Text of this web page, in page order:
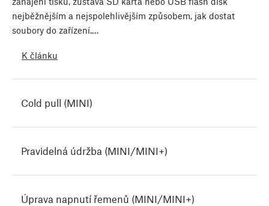
nejběžnějším a nejspolehlivějším způsobem, jak dostat
soubory do zařízení.…
K článku
Cold pull (MINI)
Pravidelná údržba (MINI/MINI+)
Úprava napnutí řemenů (MINI/MINI+)